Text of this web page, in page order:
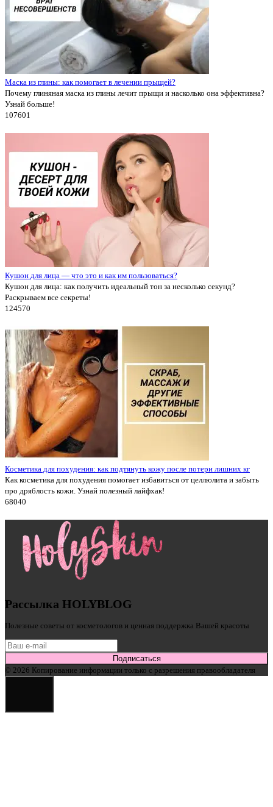
Маска из глины: как помогает в лечении прыщей?
Почему глиняная маска из глины лечит прыщи и насколько она эффективна?
Узнай больше!
107601
Кушон для лица — что это и как им пользоваться?
Кушон для лица: как получить идеальный тон за несколько секунд?
Раскрываем все секреты!
124570
Косметика для похудения: как подтянуть кожу после потери лишних кг
Как косметика для похудения помогает избавиться от целлюлита и забыть
про дряблость кожи. Узнай полезный лайфхак!
68040
Рассылка HOLYBLOG
Полезные советы от косметологов и ценная поддержка Вашей красоты
Подписаться
© 2026 Копирование информации только с разрешения правообладателя